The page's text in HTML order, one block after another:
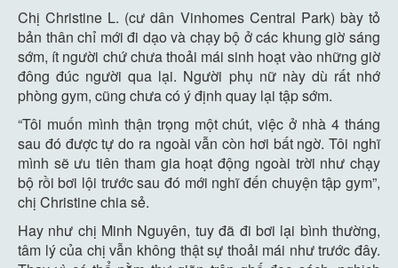
Chị Christine L. (cư dân Vinhomes Central Park) bày tỏ
bản thân chỉ mới đi dạo và chạy bộ ở các khung giờ sáng
sớm, ít người chứ chưa thoải mái sinh hoạt vào những giờ
đông đúc người qua lại. Người phụ nữ này dù rất nhớ
phòng gym, cũng chưa có ý định quay lại tập sớm.
“Tôi muốn mình thận trọng một chút, việc ở nhà 4 tháng
sau đó được tự do ra ngoài vẫn còn hơi bất ngờ. Tôi nghĩ
mình sẽ ưu tiên tham gia hoạt động ngoài trời như chạy
bộ rồi bơi lội trước sau đó mới nghĩ đến chuyện tập gym”,
chị Christine chia sẻ.
Hay như chị Minh Nguyên, tuy đã đi bơi lại bình thường,
tâm lý của chị vẫn không thật sự thoải mái như trước đây.